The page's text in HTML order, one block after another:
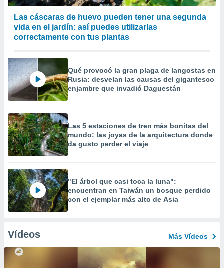
Las cáscaras de huevo pueden tener una segunda
vida en el jardín: así puedes utilizarlas
correctamente con tus plantas
Qué provocó la gran plaga de langostas en
Rusia: desvelan las causas del gigantesco
enjambre que invadió Daguestán
Las 5 estaciones de tren más bonitas del
mundo: las joyas de la arquitectura donde
da gusto perder el viaje
"El árbol que casi toca la luna":
encuentran en Taiwán un bosque perdido
con el ejemplar más alto de Asia
Vídeos Más Vídeos